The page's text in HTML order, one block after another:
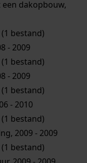
dakopbouw,
bestand)
- 2009
bestand)
- 2009
bestand)
- 2010
bestand)
2009 - 2009
bestand)